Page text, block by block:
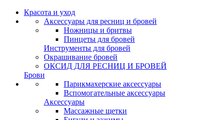
Красота и уход
Аксессуары для ресниц и бровей
Ножницы и бритвы
Пинцеты для бровей
Инструменты для бровей
Окрашивание бровей
ОКСИД ДЛЯ РЕСНИЦ И БРОВЕЙ
Брови
Парикмахерские аксессуары
Вспомогательные аксессуары
Аксессуары
Массажные щетки